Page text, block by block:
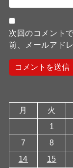
次回のコメント
前、メールアド
月
火
1
7
8
14
15